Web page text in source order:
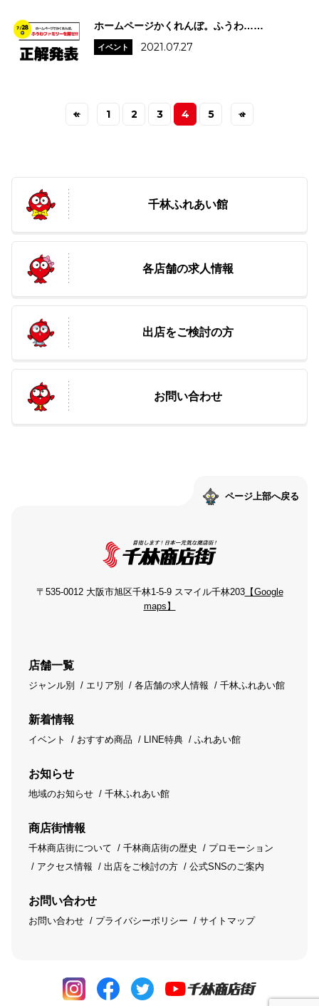
ホームページかくれんぼ。ふうわ……
イベント 2021.07.27
« 1 2 3 4 5 »
千林ふれあい館
各店舗の求人情報
出店をご検討の方
お問い合わせ
ページ上部へ戻る
〒535-0012 大阪市旭区千林1-5-9 スマイル千林203【Google
maps】
店舗一覧
ジャンル別 エリア別 各店舗の求人情報 千林ふれあい館
新着情報
イベント おすすめ商品 LINE特典 ふれあい館
お知らせ
地域のお知らせ 千林ふれあい館
商店街情報
千林商店街について 千林商店街の歴史
プロモーション
アクセス情報
出店をご検討の方 公式SNSのご案内
お問い合わせ
お問い合わせ プライバシーポリシー サイトマップ